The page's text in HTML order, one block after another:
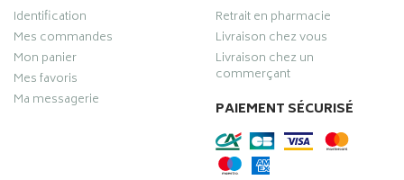
Identification
Mes commandes
Mon panier
Mes favoris
Ma messagerie
Retrait en pharmacie
Livraison chez vous
Livraison chez un
commerçant
PAIEMENT SÉCURISÉ